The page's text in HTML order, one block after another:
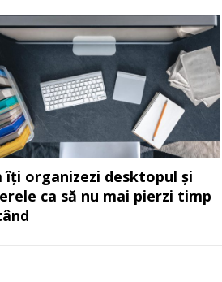
îți organizezi desktopul și
ca să nu mai pierzi timp